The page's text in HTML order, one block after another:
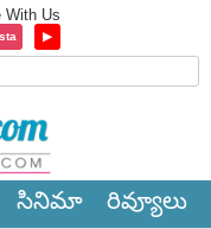
With Us
▶
సినిమా రివ్యూలు